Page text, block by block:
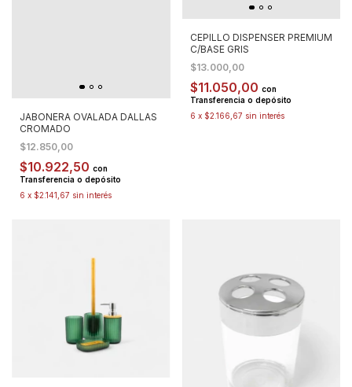
JABONERA OVALADA DALLAS
CROMADO
$12.850,00
$10.922,50 con
Transferencia o depósito
6 x $2.141,67 sin interés
CEPILLO DISPENSER PREMIUM
C/BASE GRIS
$13.000,00
$11.050,00 con
Transferencia o depósito
6 x $2.166,67 sin interés